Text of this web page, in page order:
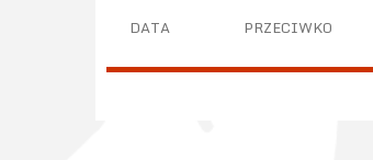
DATA PRZECIWKO